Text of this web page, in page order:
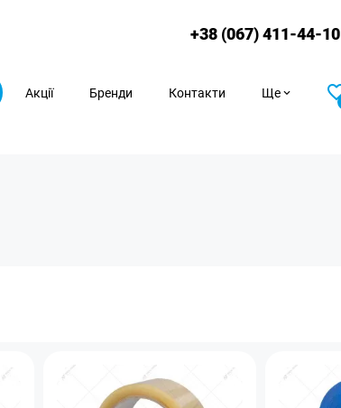
+38 (067) 411-44-10
Акції Бренди Контакти Ще